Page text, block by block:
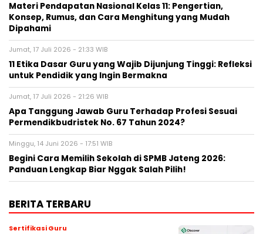
Materi Pendapatan Nasional Kelas 11: Pengertian,
Konsep, Rumus, dan Cara Menghitung yang Mudah
Dipahami
Jumat, 17 Juli 2026 - 21:33 WIB
11 Etika Dasar Guru yang Wajib Dijunjung Tinggi: Refleksi
untuk Pendidik yang Ingin Bermakna
Jumat, 17 Juli 2026 - 21:26 WIB
Apa Tanggung Jawab Guru Terhadap Profesi Sesuai
Permendikbudristek No. 67 Tahun 2024?
Minggu, 14 Juni 2026 - 17:51 WIB
Begini Cara Memilih Sekolah di SPMB Jateng 2026:
Panduan Lengkap Biar Nggak Salah Pilih!
BERITA TERBARU
Sertifikasi Guru